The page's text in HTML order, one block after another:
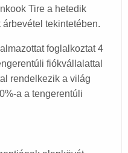
Tire a hetedik
tekintetében.
foglalkoztat 4
fiókvállalattal
rendelkezik a világ
a a tengerentúli